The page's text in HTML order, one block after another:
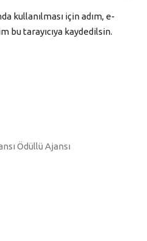
kullanılması için adım, e-
bu tarayıcıya kaydedilsin.
Ödüllü Ajansı